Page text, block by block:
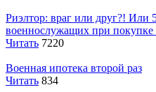
Риэлтор: враг или друг?!
военнослужащих при покупке
Читать 7220
Военная ипотека второй раз
Читать 834